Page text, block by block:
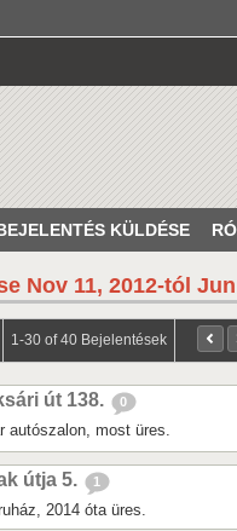
KÜLDÉSE
Nov 11, 2012-tól
1-30 of 40 Bejelentések
út 138. 0
autószalon, most üres.
útja 5. 1
2014 óta üres.